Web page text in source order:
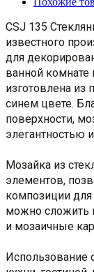
CSJ 135
известного
для
ванной комнате
изготовлена из
синем цвете.
поверхности,
элегантностью
Мозайка из
элементов,
композиции
можно сложить
и мозаичные
Использование